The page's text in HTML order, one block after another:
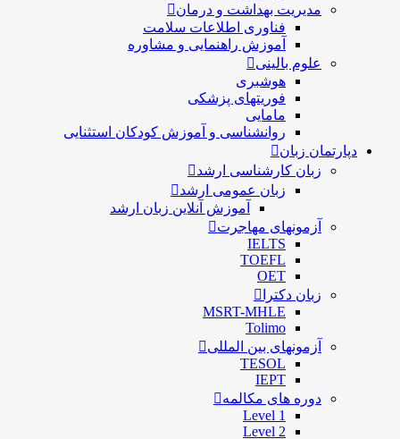
مدیریت بهداشت و درمان
فناوری اطلاعات سلامت
آموزش راهنمایی و مشاوره
علوم بالینی
هوشبری
فوریتهای پزشکی
مامایی
روانشناسی و آموزش کودکان استثنایی
دپارتمان زبان
زبان کارشناسی ارشد
زبان عمومی ارشد
آموزش آنلاین زبان ارشد
آزمونهای مهاجرت
IELTS
TOEFL
OET
زبان دکترا
MSRT-MHLE
Tolimo
آزمونهای بین المللی
TESOL
IEPT
دوره های مکالمه
Level 1
Level 2